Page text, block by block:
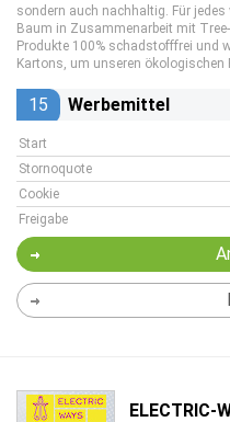
sondern auch nachhaltig. Für
Baum in Zusammenarbeit mit
Produkte 100% schadstofffrei und
Kartons, um unseren ökologischen
15 Werbemittel
Start
Stornoquote
Cookie
Freigabe
ELECTRIC-